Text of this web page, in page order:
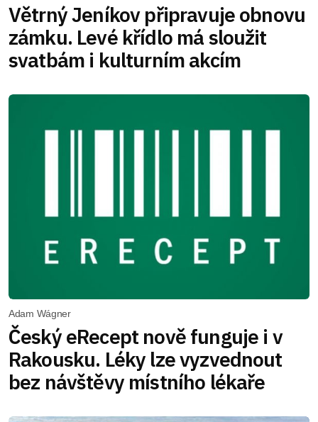
Větrný Jeníkov připravuje obnovu
zámku. Levé křídlo má sloužit
svatbám i kulturním akcím
Adam Wágner
Český eRecept nově funguje i v
Rakousku. Léky lze vyzvednout
bez návštěvy místního lékaře